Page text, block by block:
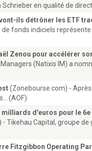
en qualité de
ils détrôner les ETF
fonds indiciels représente
Zenou pour accélérer
(Natixis IM) a
(Zonebourse.com) -
(AOF)
milliards d'euros pour le
Tikehau Capital, groupe
Fitzgibbon Operating